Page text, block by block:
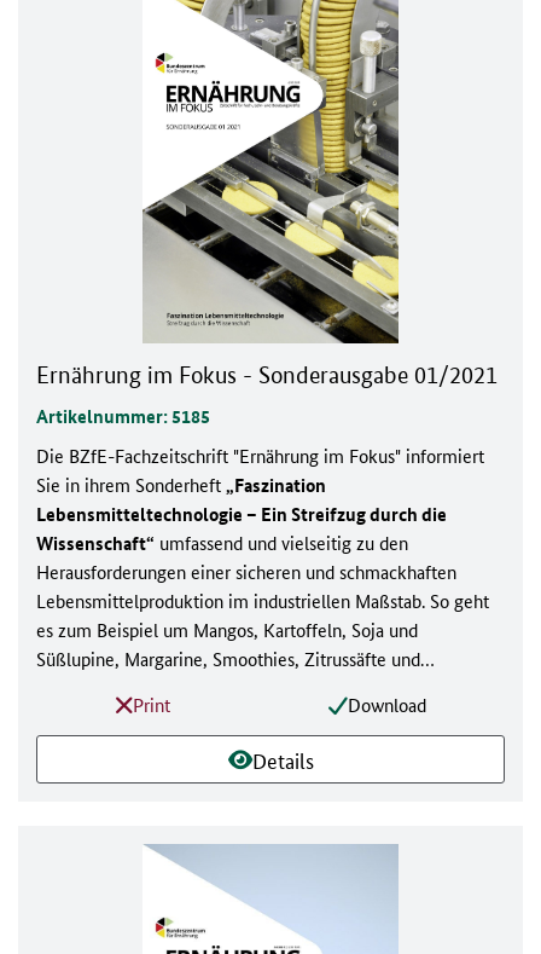
Ernährung im Fokus - Sonderausgabe 01/2021
Artikelnummer: 5185
Die BZfE-Fachzeitschrift "Ernährung im Fokus" informiert
Sie in ihrem Sonderheft„Faszination
Lebensmitteltechnologie – Ein Streifzug durch die
Wissenschaft“ umfassend und vielseitig zu den
Herausforderungen einer sicheren und schmackhaften
Lebensmittelproduktion im industriellen Maßstab. So geht
es zum Beispiel um Mangos, Kartoffeln, Soja und
Süßlupine, Margarine, Smoothies, Zitrussäfte und
unkonventionelle. Viel Spaß beim Lesen!.
Print Download
Details